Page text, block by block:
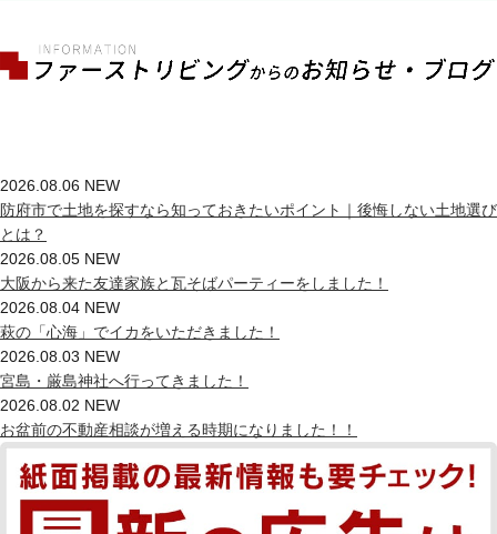
2026.08.06 NEW
防府市で土地を探すなら知っておきたいポイント｜後悔しない土地選び
とは？
2026.08.05 NEW
大阪から来た友達家族と瓦そばパーティーをしました！
2026.08.04 NEW
萩の「心海」でイカをいただきました！
2026.08.03 NEW
宮島・厳島神社へ行ってきました！
2026.08.02 NEW
お盆前の不動産相談が増える時期になりました！！